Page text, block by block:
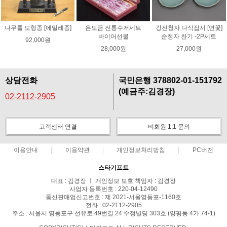
나무틀 모형종 [에밀레종]
92,000원
은도금 전통수저세트
바이어선물
28,000원
강진청자 다식접시 [연꽃]
순청자 찬기 -2P세트
27,000원
상담전화
02-2112-2905
국민은행 378802-01-151792
(예금주:김경장)
고객센터 연결 비회원 1:1 문의
이용안내 이용약관 개인정보처리방침 PC버전
스타기프트
대표 : 김경장 ㅣ 개인정보 보호 책임자 : 김경장
사업자 등록번호 : 220-04-12490
통신판매업신고번호 : 제 2021-서울영등포-1160호
전화 : 02-2112-2905
주소 : 서울시 영등포구 선유로 49번길 24 수정빌딩 303호 (양평동 4가 74-1)